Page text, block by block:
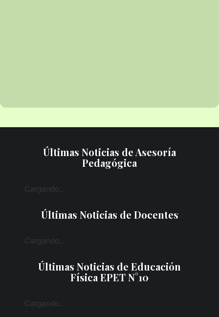
Últimas Noticias de Asesoría
Pedagógica
Cargando...
Últimas Noticias de Docentes
Cargando...
Últimas Noticias de Educación
Física EPET N°10
Cargando...